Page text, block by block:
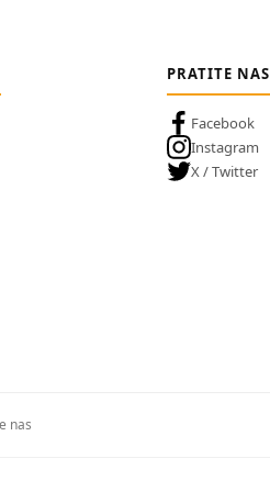
PRATITE NAS
Facebook
Instagram
X / Twitter
nas